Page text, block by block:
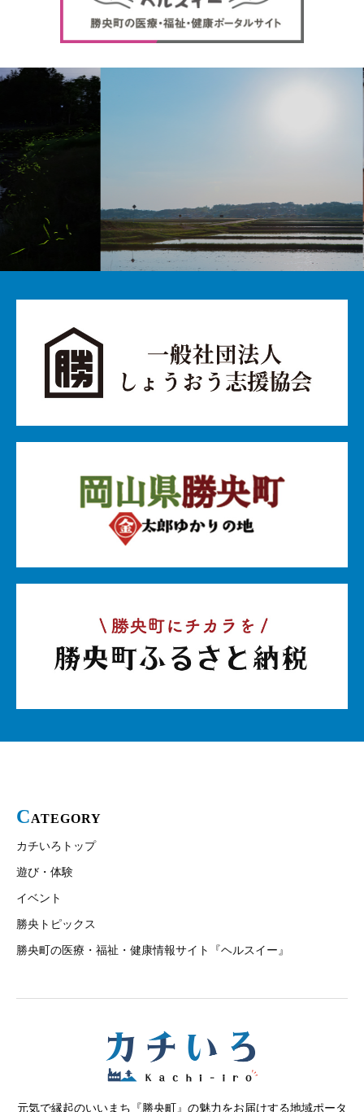
CATEGORY
カチいろトップ
遊び・体験
イベント
勝央トピックス
勝央町の医療・福祉・健康情報サイト『ヘルスイー』
元気で縁起のいいまち『勝央町』の魅力をお届けする地域ポータ